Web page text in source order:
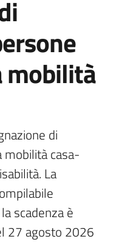
mobilità
di
casa-
La
scadenza è
27 agosto 2026